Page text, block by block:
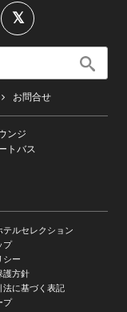
お問合せ
ンジ
トバス
テルセレクション
プ
シー
護方針
法に基づく表記
プ